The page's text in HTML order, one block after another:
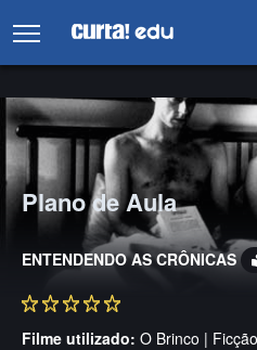
Plano de Aula
ENTENDENDO AS CRÔNICAS
Filme utilizado: O Brinco |